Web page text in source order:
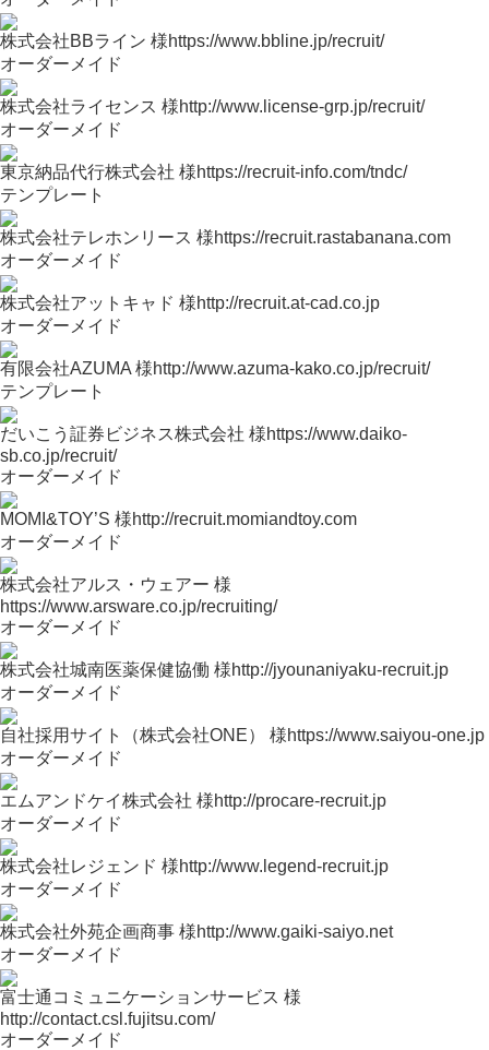
株式会社BBライン 様https://www.bbline.jp/recruit/
オーダーメイド
株式会社ライセンス 様http://www.license-grp.jp/recruit/
オーダーメイド
東京納品代行株式会社 様https://recruit-info.com/tndc/
テンプレート
株式会社テレホンリース 様https://recruit.rastabanana.com
オーダーメイド
株式会社アットキャド 様http://recruit.at-cad.co.jp
オーダーメイド
有限会社AZUMA 様http://www.azuma-kako.co.jp/recruit/
テンプレート
だいこう証券ビジネス株式会社 様https://www.daiko-
sb.co.jp/recruit/
オーダーメイド
MOMI&TOY’S 様http://recruit.momiandtoy.com
オーダーメイド
株式会社アルス・ウェアー 様
https://www.arsware.co.jp/recruiting/
オーダーメイド
株式会社城南医薬保健協働 様http://jyounaniyaku-recruit.jp
オーダーメイド
自社採用サイト（株式会社ONE） 様https://www.saiyou-one.jp
オーダーメイド
エムアンドケイ株式会社 様http://procare-recruit.jp
オーダーメイド
株式会社レジェンド 様http://www.legend-recruit.jp
オーダーメイド
株式会社外苑企画商事 様http://www.gaiki-saiyo.net
オーダーメイド
富士通コミュニケーションサービス 様
http://contact.csl.fujitsu.com/
オーダーメイド